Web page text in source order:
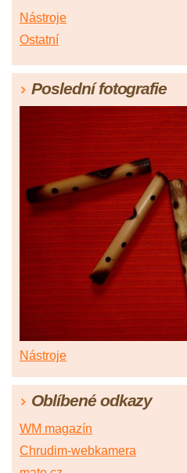
Nástroje
Ostatní
Poslední fotografie
Nástroje
Oblíbené odkazy
WM magazín
Chrudim-webkamera